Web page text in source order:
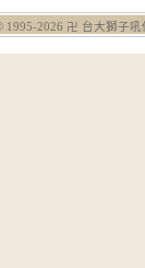
1995-2026 卍 台大獅子吼